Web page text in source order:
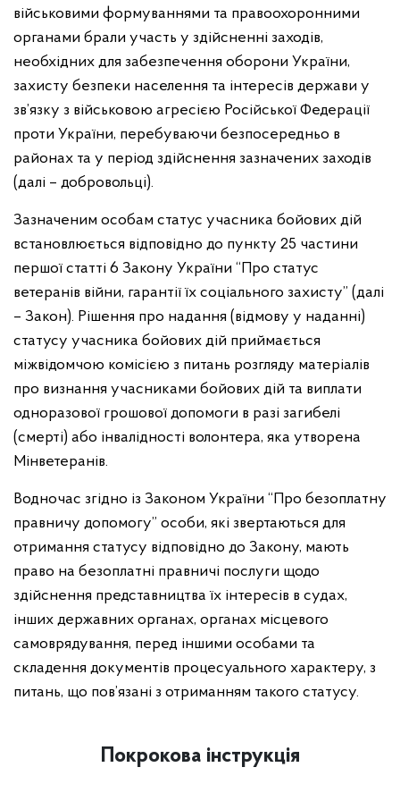
військовими формуваннями та правоохоронними
органами брали участь у здійсненні заходів,
необхідних для забезпечення оборони України,
захисту безпеки населення та інтересів держави у
зв’язку з військовою агресією Російської Федерації
проти України, перебуваючи безпосередньо в
районах та у період здійснення зазначених заходів
(далі – добровольці).
Зазначеним особам статус учасника бойових дій
встановлюється відповідно до пункту 25 частини
першої статті 6 Закону України “Про статус
ветеранів війни, гарантії їх соціального захисту” (далі
– Закон). Рішення про надання (відмову у наданні)
статусу учасника бойових дій приймається
міжвідомчою комісією з питань розгляду матеріалів
про визнання учасниками бойових дій та виплати
одноразової грошової допомоги в разі загибелі
(смерті) або інвалідності волонтера, яка утворена
Мінветеранів.
Водночас згідно із Законом України “Про безоплатну
правничу допомогу” особи, які звертаються для
отримання статусу відповідно до Закону, мають
право на безоплатні правничі послуги щодо
здійснення представництва їх інтересів в судах,
інших державних органах, органах місцевого
самоврядування, перед іншими особами та
складення документів процесуального характеру, з
питань, що пов’язані з отриманням такого статусу.
Покрокова інструкція